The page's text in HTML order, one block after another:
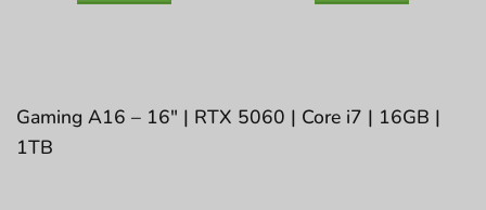
Gaming A16 – 16″ | RTX 5060 | Core i7 | 16GB |
1TB